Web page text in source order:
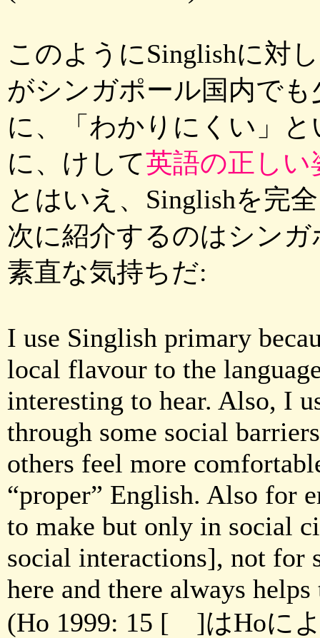
このようにSinglishに対
がシンガポール国内で
に、「わかりにくい」
に、けして英語の正し
とはいえ、Singlishを完
次に紹介するのはシン
素直な気持ちだ:
I use Singlish primary
local flavour to the
interesting to hear. Also, I
through some social
others feel more
“proper” English. Also for
to make but only in social
social interactions], not for
here and there always
(Ho 1999: 15 [ ]はHoに